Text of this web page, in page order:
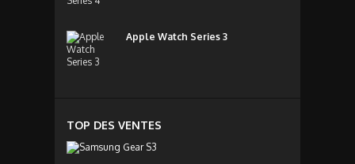
Apple Watch Series 3
TOP DES VENTES